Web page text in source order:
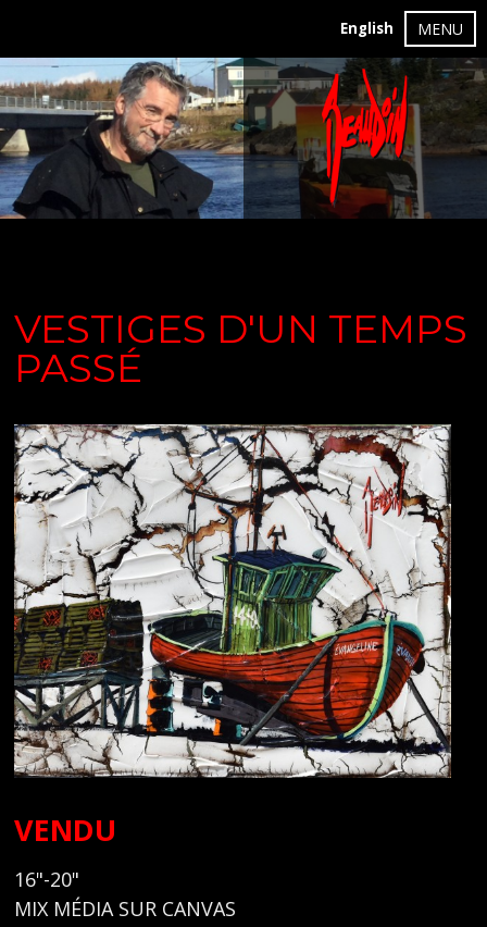
English MENU
VESTIGES D'UN TEMPS
PASSÉ
VENDU
16"-20"
MIX MÉDIA SUR CANVAS